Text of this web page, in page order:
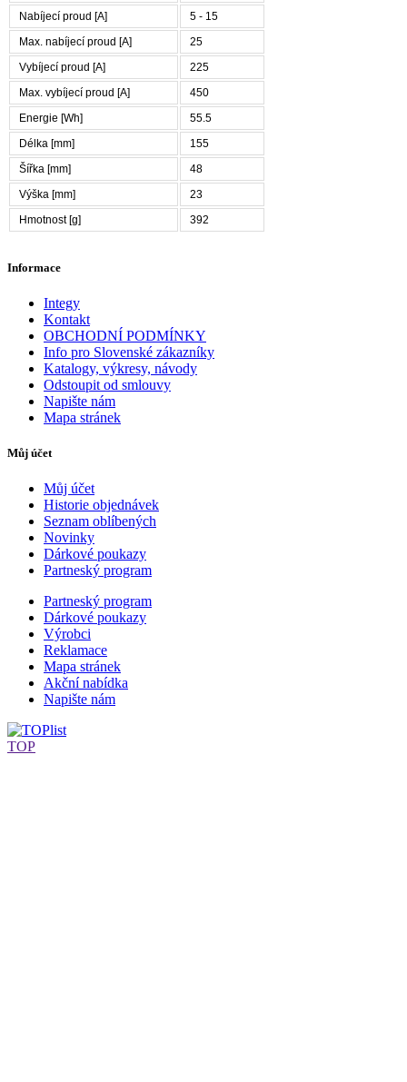
Nabíjecí proud [A]
5 - 15
Max. nabíjecí proud [A]
25
Vybíjecí proud [A]
225
Max. vybíjecí proud [A]
450
Energie [Wh]
55.5
Délka [mm]
155
Šířka [mm]
48
Výška [mm]
23
Hmotnost [g]
392
Informace
Integy
Kontakt
OBCHODNÍ PODMÍNKY
Info pro Slovenské zákazníky
Katalogy, výkresy, návody
Odstoupit od smlouvy
Napište nám
Mapa stránek
Můj účet
Můj účet
Historie objednávek
Seznam oblíbených
Novinky
Dárkové poukazy
Partneský program
Partneský program
Dárkové poukazy
Výrobci
Reklamace
Mapa stránek
Akční nabídka
Napište nám
TOP